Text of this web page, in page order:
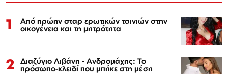
1 Από πρώην σταρ ερωτικών ταινιών στην
οικογένεια και τη μητρότητα
2 Διαζύγιο Λιβάνη - Ανδρομάχης: Το
πρόσωπο-κλειδί που μπήκε στη μέση